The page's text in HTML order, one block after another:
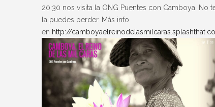
20:30 nos visita la ONG Puentes con Camboya. No
la puedes perder. Más info
en http://